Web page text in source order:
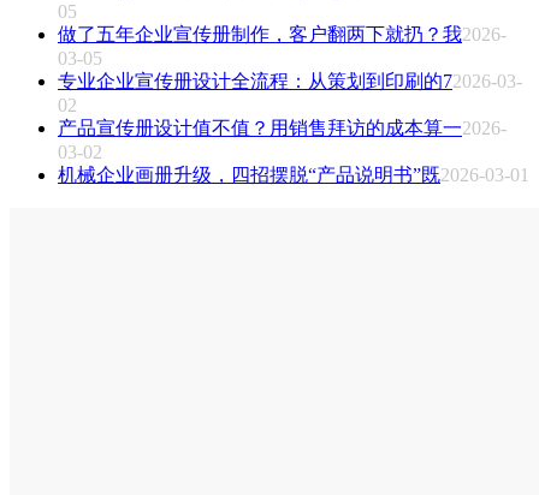
05
做了五年企业宣传册制作，客户翻两下就扔？我2026-
03-05
专业企业宣传册设计全流程：从策划到印刷的72026-03-
02
产品宣传册设计值不值？用销售拜访的成本算一2026-
03-02
机械企业画册升级，四招摆脱“产品说明书”既2026-03-01